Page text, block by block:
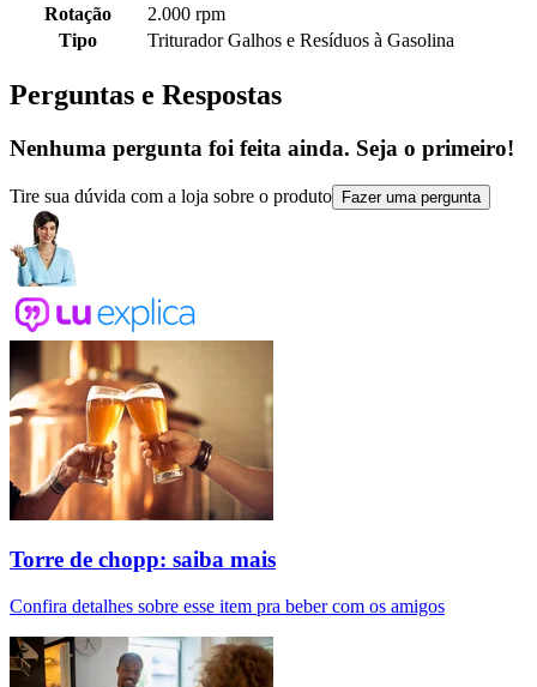
Rotação
2.000 rpm
Tipo
Triturador Galhos e Resíduos à Gasolina
Perguntas e Respostas
Nenhuma pergunta foi feita ainda. Seja o primeiro!
Tire sua dúvida com a loja sobre o produto Fazer uma pergunta
Torre de chopp: saiba mais
Confira detalhes sobre esse item pra beber com os amigos